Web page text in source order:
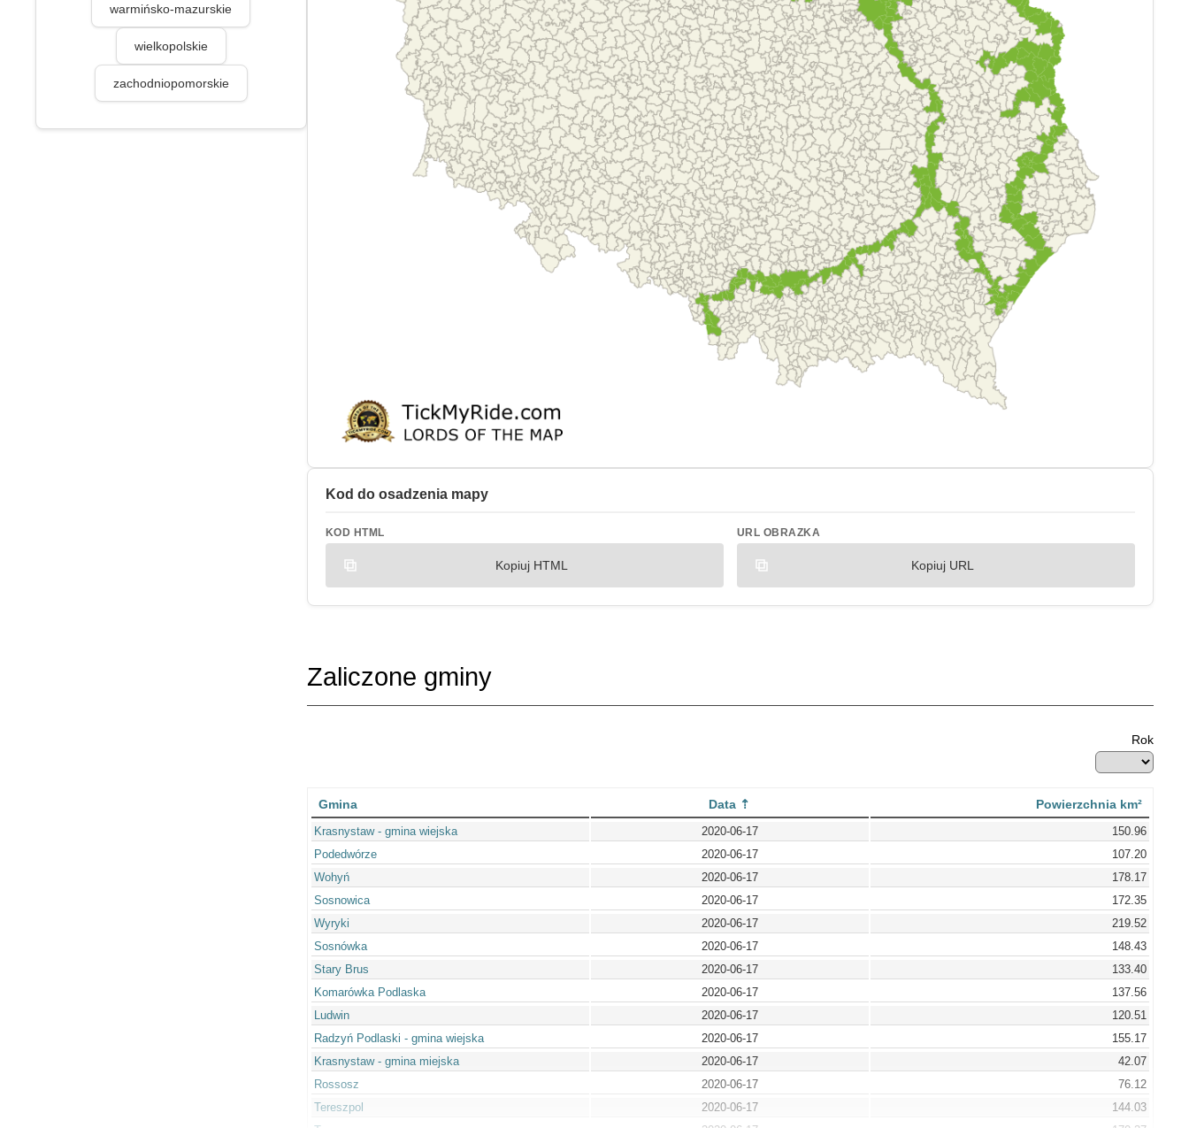
warmińsko-mazurskie
wielkopolskie
zachodniopomorskie
Kod do osadzenia mapy
KOD HTML
Kopiuj HTML
URL OBRAZKA
Kopiuj URL
Zaliczone gminy
Rok
Gmina Data Powierzchnia km²
Krasnystaw - gmina wiejska 2020-06-17
150.96
Podedwórze
2020-06-17
107.20
Wohyń
2020-06-17
178.17
Sosnowica
2020-06-17
172.35
Wyryki
2020-06-17
219.52
Sosnówka
2020-06-17
148.43
Stary Brus
2020-06-17
133.40
Komarówka Podlaska
2020-06-17
137.56
Ludwin
2020-06-17
120.51
Radzyń Podlaski - gmina wiejska
2020-06-17
155.17
Krasnystaw - gmina miejska
2020-06-17
42.07
Rossosz
2020-06-17
76.12
Tereszpol
2020-06-17
144.03